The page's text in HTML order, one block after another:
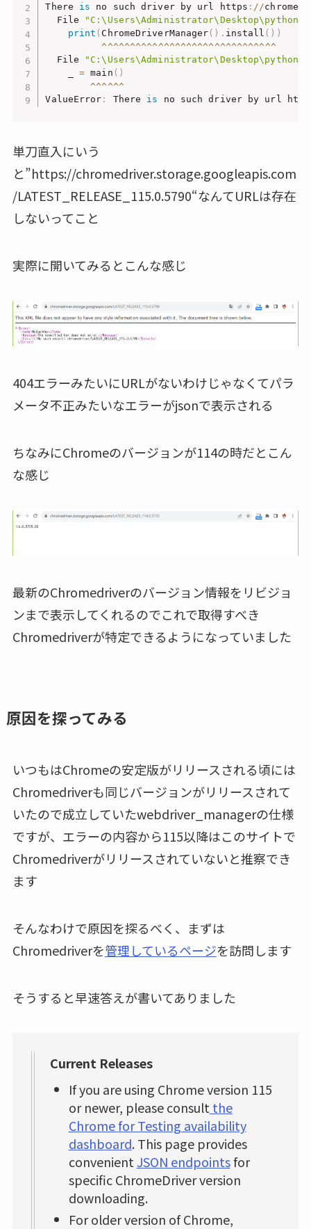
There is no such driver by url https : //
  File
print ( ChromeDriverManager( ) . install ( ) )
^^^^^^^^^^^^^^^^^^^^^^^^^^^^^^^
  File
    _
= main ( )
^^^^^^
ValueError : There is no such driver by url
単刀直入にいう
と”https://chromedriver.storage.googleapis.com
/LATEST_RELEASE_115.0.5790“なんてURLは存在
しないってこと
実際に開いてみるとこんな感じ
404エラーみたいにURLがないわけじゃなくてパラ
メータ不正みたいなエラーがjsonで表示される
ちなみにChromeのバージョンが114の時だとこん
な感じ
最新のChromedriverのバージョン情報をリビジョ
ンまで表示してくれるのでこれで取得すべき
Chromedriverが特定できるようになっていました
原因を探ってみる
いつもはChromeの安定版がリリースされる頃には
Chromedriverも同じバージョンがリリースされて
いたので成立していたwebdriver_managerの仕様
ですが、エラーの内容から115以降はこのサイトで
Chromedriverがリリースされていないと推察でき
ます
そんなわけで原因を探るべく、まずは
Chromedriverを管理しているページを訪問します
そうすると早速答えが書いてありました
Current Releases
If you are using Chrome version 115
or newer, please consultthe
Chrome for Testing availability
dashboard. This page provides
convenientJSON endpointsfor
specific ChromeDriver version
downloading.
For older version of Chrome,